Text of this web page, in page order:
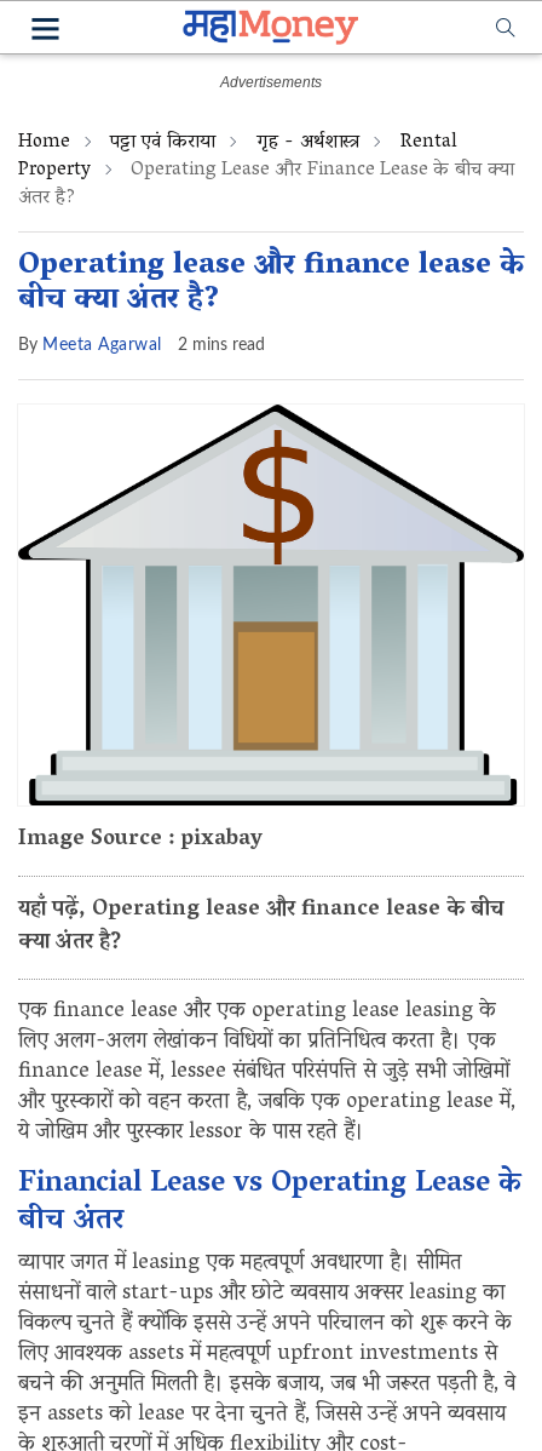
Home पट्टा एवं किराया गृह - अर्थशास्त्र Rental
Property Operating Lease और Finance Lease के बीच क्या
अंतर है?
Operating lease और finance lease के
बीच क्या अंतर है?
By Meeta Agarwal 2 mins read
Image Source : pixabay
यहाँ पढ़ें, Operating lease और finance lease के बीच
क्या अंतर है?
एक finance lease और एक operating lease leasing के
लिए अलग-अलग लेखांकन विधियों का प्रतिनिधित्व करता है। एक
finance lease में, lessee संबंधित परिसंपत्ति से जुड़े सभी जोखिमों
और पुरस्कारों को वहन करता है, जबकि एक operating lease में,
ये जोखिम और पुरस्कार lessor के पास रहते हैं।
Financial Lease vs Operating Lease के
बीच अंतर
व्यापार जगत में leasing एक महत्वपूर्ण अवधारणा है। सीमित
संसाधनों वाले start-ups और छोटे व्यवसाय अक्सर leasing का
विकल्प चुनते हैं क्योंकि इससे उन्हें अपने परिचालन को शुरू करने के
लिए आवश्यक assets में महत्वपूर्ण upfront investments से
बचने की अनुमति मिलती है। इसके बजाय, जब भी जरूरत पड़ती है, वे
इन assets को lease पर देना चुनते हैं, जिससे उन्हें अपने व्यवसाय